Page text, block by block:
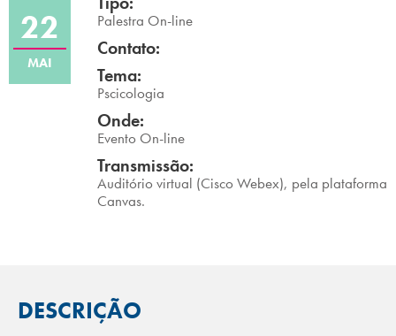
Campi/Unidades
Atendimento (21) 2574 8888
Conclua sua Matrícula
INSCREVA-SE
22
MAI
Palestra On-line
Contato:
Tema:
Pscicologia
Onde:
Evento On-line
Transmissão:
Auditório virtual (Cisco Webex), pela plataforma
Canvas.
DESCRIÇÃO